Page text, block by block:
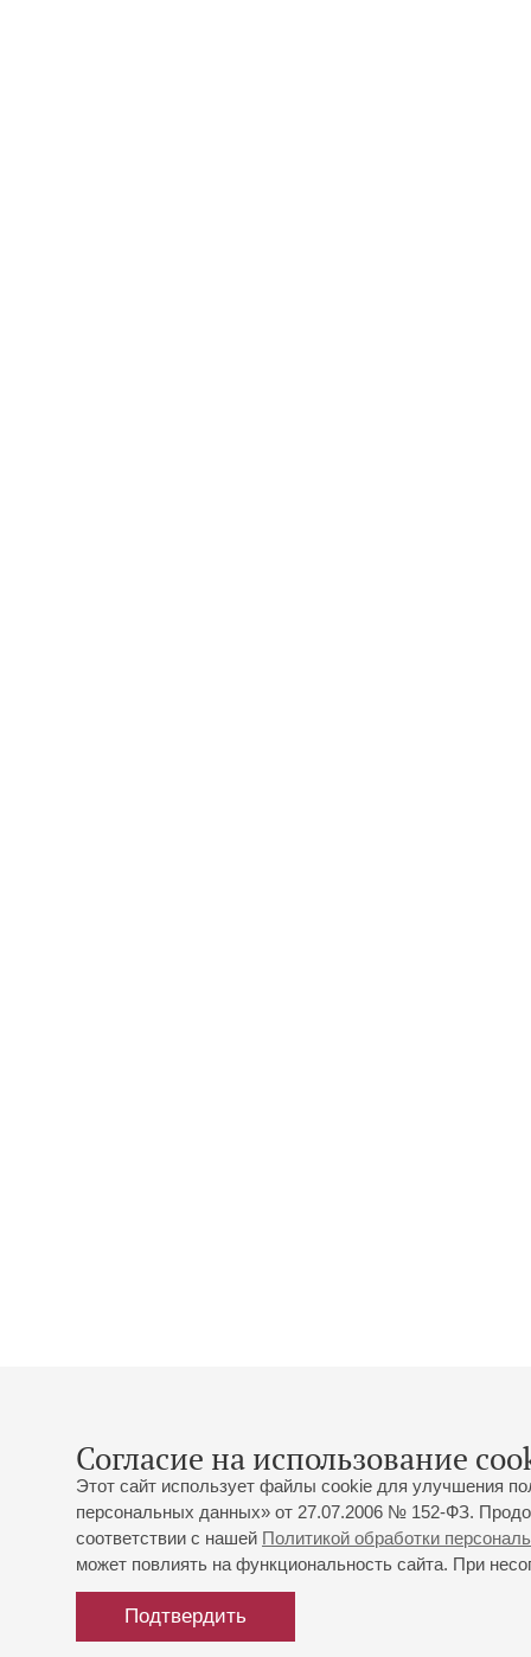
Согласие на использование
Этот сайт использует файлы cookie для улучшения
персональных данных» от 27.07.2006 № 152-ФЗ.
соответствии с нашей Политикой обработки
может повлиять на функциональность сайта. При
Подтвердить